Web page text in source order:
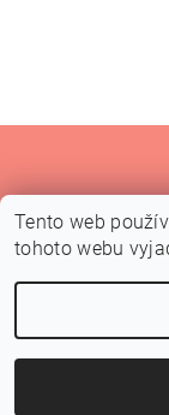
2026 ©
Tento web
tohoto webu